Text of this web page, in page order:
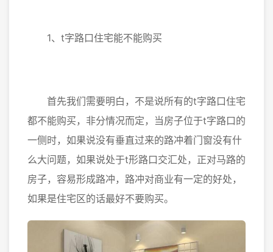
1、t字路口住宅能不能购买
首先我们需要明白，不是说所有的t字路口住宅
都不能购买，非分情况而定，当房子位于t字路口的
一侧时，如果说没有垂直过来的路冲着门窗没有什
么大问题，如果说处于t形路口交汇处，正对马路的
房子，容易形成路冲，路冲对商业有一定的好处，
如果是住宅区的话最好不要购买。